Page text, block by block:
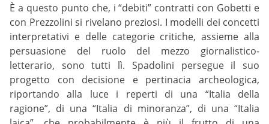
È a questo punto che, i “debiti” contratti con Gobetti e
con Prezzolini si rivelano preziosi. I modelli dei concetti
interpretativi e delle categorie critiche, assieme alla
persuasione del ruolo del mezzo giornalistico-
letterario, sono tutti lì. Spadolini persegue il suo
progetto con decisione e pertinacia archeologica,
riportando alla luce i reperti di una “Italia della
ragione”, di una “Italia di minoranza”, di una “Italia